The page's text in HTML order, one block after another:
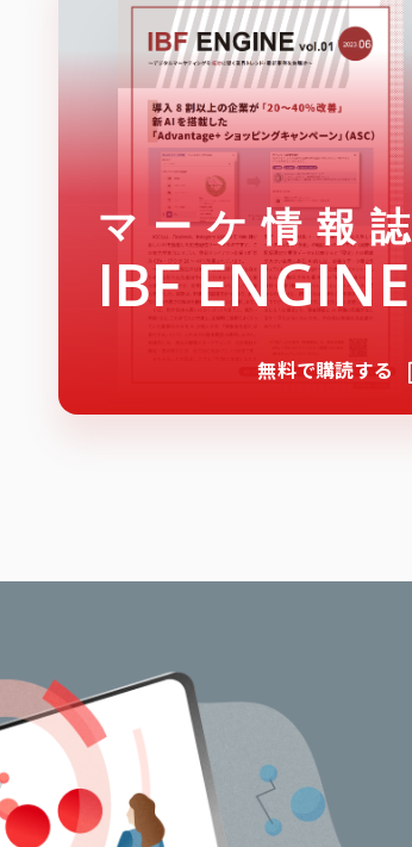
マーケ情報誌
IBF ENGINE
無料で購読する